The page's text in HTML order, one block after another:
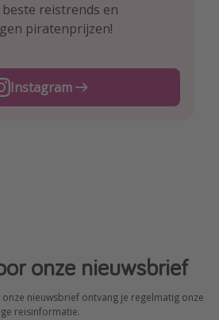
reistrends en
piratenprijzen!
Instagram
reis- en
tegen piratenprijzen!
Facebook
en beste reis-hacks!
TikTok
onze nieuwsbrief
nieuwsbrief ontvang je regelmatig onze
reisinformatie.